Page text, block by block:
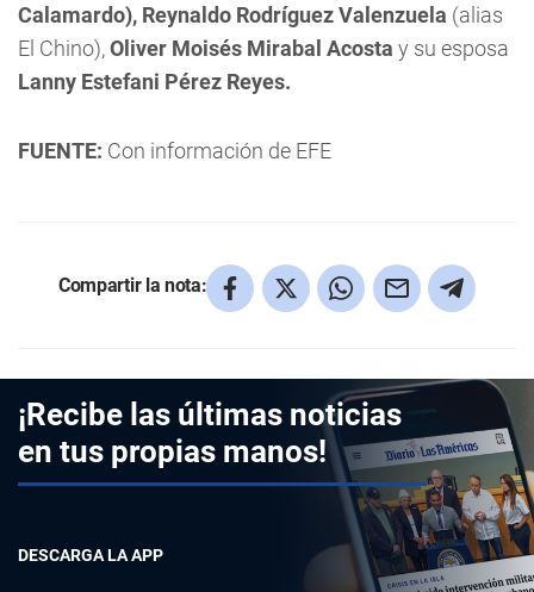
Calamardo), Reynaldo Rodríguez Valenzuela (alias
El Chino),Oliver Moisés Mirabal Acosta y su esposa
Lanny Estefani Pérez Reyes.
FUENTE: Con información de EFE
Compartir la nota:
¡Recibe las últimas noticias
en tus propias manos!
DESCARGA LA APP